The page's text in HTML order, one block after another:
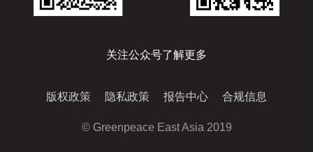
关注公众号了解更多
版权政策 隐私政策 报告中心 合规信息
© Greenpeace East Asia 2019